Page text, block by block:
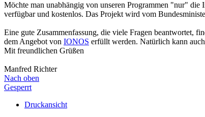
Möchte man unabhängig von unseren Programmen "nur"
verfügbar und kostenlos. Das Projekt wird vom
Eine gute Zusammenfassung, die viele Fragen beantwortet,
dem Angebot von IONOS erfüllt werden. Natürlich kann
Mit freundlichen Grüßen
Manfred Richter
Nach oben
Gesperrt
Druckansicht